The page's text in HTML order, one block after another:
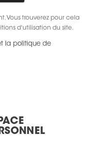
Vous trouverez pour cela
d'utilisation du site.
la politique de